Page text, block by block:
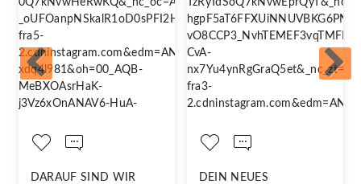
DARAUF SIND WIR
DEIN NEUES